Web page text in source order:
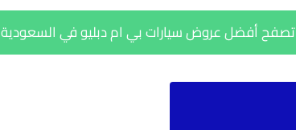
تصفح أفضل عروض سيارات بي ام دبليو في السعودية